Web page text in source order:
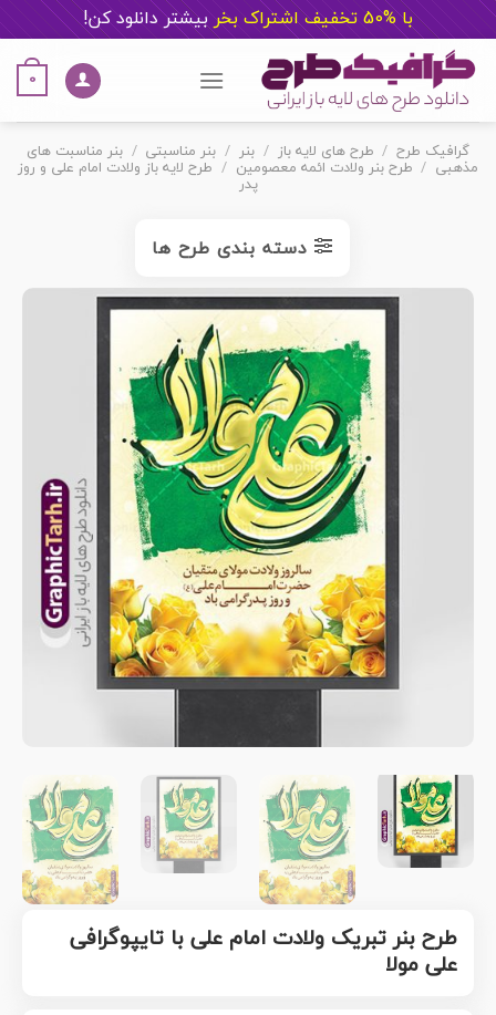
با %50 تخفیف اشتراک بخر بیشتر دانلود کن!
content
0
گرافیک طرح / طرح های لایه باز / بنر / بنر مناسبتی / بنر مناسبت های
مذهبی / طرح بنر ولادت ائمه معصومین / طرح لایه باز ولادت امام علی و روز
پدر
دسته بندی طرح ها
طرح بنر تبریک ولادت امام علی با تایپوگرافی
علی مولا